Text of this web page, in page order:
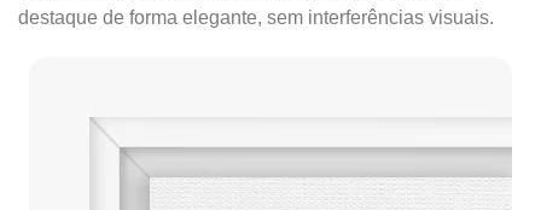
destaque de forma elegante, sem interferências visuais.